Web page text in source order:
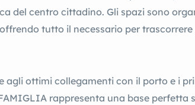
del centro cittadino. Gli spazi sono
tutto il necessario per trascorrere
agli ottimi collegamenti con il porto e i
rappresenta una base perfetta